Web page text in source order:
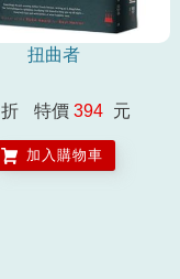
扭曲者
折 特價 394 元
加入購物車